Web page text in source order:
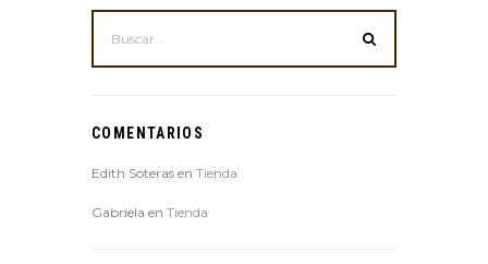
COMENTARIOS
Edith Soteras en Tienda
Gabriela en Tienda